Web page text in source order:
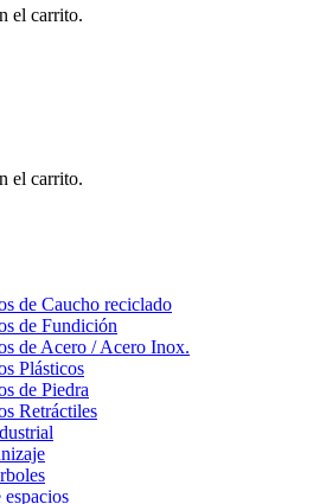
el carrito.
el carrito.
de Caucho reciclado
de Fundición
de Acero / Acero Inox.
Plásticos
de Piedra
Retráctiles